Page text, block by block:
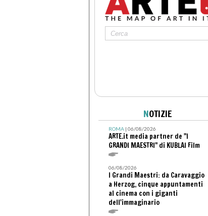
NOTIZIE
ROMA| 06/08/2026
ARTE.it media partner de "I
GRANDI MAESTRI" di KUBLAI Film
06/08/2026
I Grandi Maestri: da Caravaggio
a Herzog, cinque appuntamenti
al cinema con i giganti
dell'immaginario